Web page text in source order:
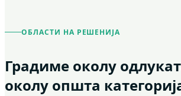
ОБЛАСТИ НА РЕШЕНИЈА
Градиме околу
околу општа